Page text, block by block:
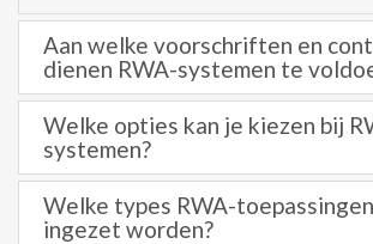
Aan welke voorschriften en
dienen RWA-systemen te
Welke opties kan je kiezen bij
systemen?
Welke types RWA-
ingezet worden?